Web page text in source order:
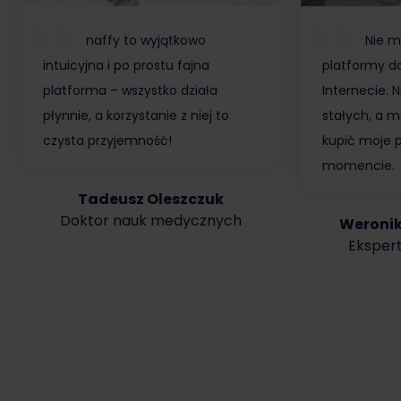
naffy to wyjątkowo
intuicyjna i po prostu fajna
platforma – wszystko działa
płynnie, a korzystanie z niej to
czysta przyjemność!
Tadeusz Oleszczuk
Doktor nauk medycznych
Nie
platformy
Internecie.
stałych, a
kupić moje
momencie.